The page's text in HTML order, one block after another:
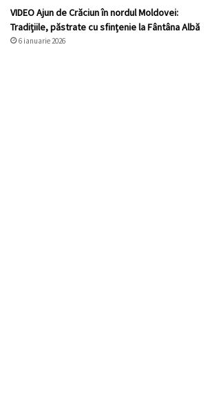
VIDEO Ajun de Crăciun în nordul Moldovei:
Tradițiile, păstrate cu sfințenie la Fântâna Albă
6 ianuarie 2026